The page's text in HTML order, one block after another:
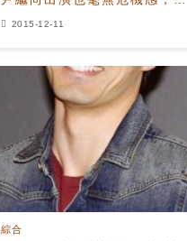
2015-12-11
綜合